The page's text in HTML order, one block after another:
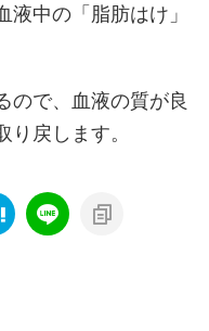
中の「脂肪はけ」
ので、血液の質が良
り戻します。